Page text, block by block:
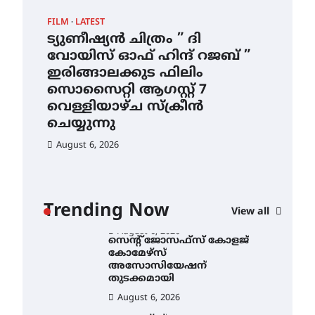
FILM LATEST
ട്യുണീഷ്യൻ ചിത്രം ” ദി
വോയിസ് ഓഫ് ഹിന്ദ് റജബ് ”
ഇരിങ്ങാലക്കുട ഫിലിം
സൊസൈറ്റി ആഗസ്റ്റ് 7
വെള്ളിയാഴ്ച സ്‌ക്രീൻ
ചെയ്യുന്നു
August 6, 2026
Trending Now View all
4.4 മില്ലി മീറ്റർ മഴ ലഭിച്ചു
August 6, 2026
ഐ.ഐ.ടി മദ്രാസ്സിൽ നിന്നും
ഡോക്ടറേറ്റ് – ഇരിങ്ങാലക്കുട
സ്വദേശി ആതിര എം കെ
യുടെ നേട്ടം പ്രതിസന്ധികളോട്
പൊരുതി
August 5, 2026
ട്യുണീഷ്യൻ ചിത്രം ” ദി
ചെയ്യുന്നു
August 6, 2026
സെന്റ് ജോസഫ്സ് കോളജ്
കോമേഴ്‌സ്
അസോസിയേഷന്
തുടക്കമായി
August 6, 2026